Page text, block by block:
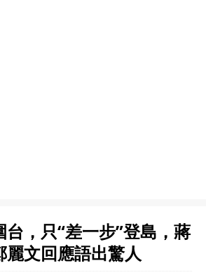
，只“差一步”登島，蔣
麗文回應語出驚人